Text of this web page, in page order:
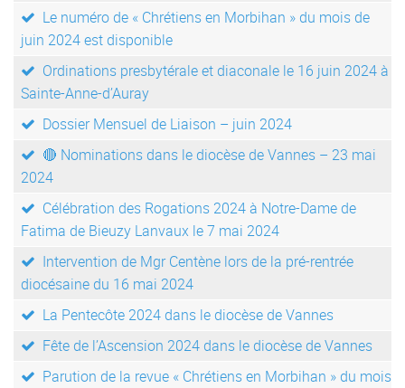
Le numéro de « Chrétiens en Morbihan » du mois de
juin 2024 est disponible
Ordinations presbytérale et diaconale le 16 juin 2024 à
Sainte-Anne-d’Auray
Dossier Mensuel de Liaison – juin 2024
🔴 Nominations dans le diocèse de Vannes – 23 mai
2024
Célébration des Rogations 2024 à Notre-Dame de
Fatima de Bieuzy Lanvaux le 7 mai 2024
Intervention de Mgr Centène lors de la pré-rentrée
diocésaine du 16 mai 2024
La Pentecôte 2024 dans le diocèse de Vannes
Fête de l’Ascension 2024 dans le diocèse de Vannes
Parution de la revue « Chrétiens en Morbihan » du mois